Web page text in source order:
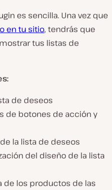
es sencilla. Una vez que
en tu sitio, tendrás que
tus listas de
de deseos
de botones de acción y
la lista de deseos
del diseño de la lista
de los productos de las